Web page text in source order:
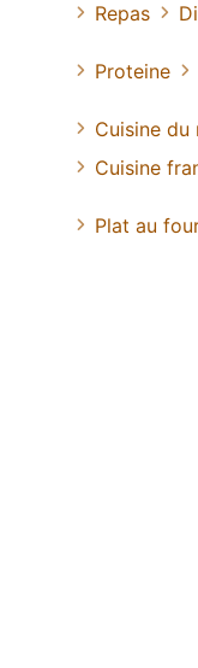
Repas
Proteine
Cuisine du
Cuisine
Plat au